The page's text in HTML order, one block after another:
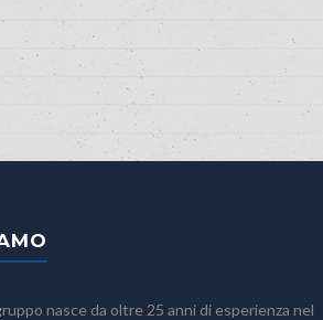
nasce da oltre 25 anni di esperienza nel